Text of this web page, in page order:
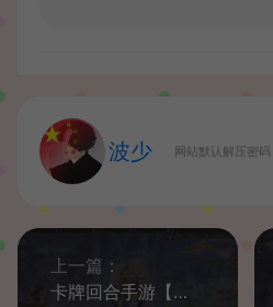
波少 网站默认解压密
上一篇：
卡牌回合手游【艾琳娜的夜光多区跨服版】最新整理单机一键即玩镜像端+Linux手工服务端+明文资源+CDK授权后台+安卓苹果双端+详细搭建教程+视频教程